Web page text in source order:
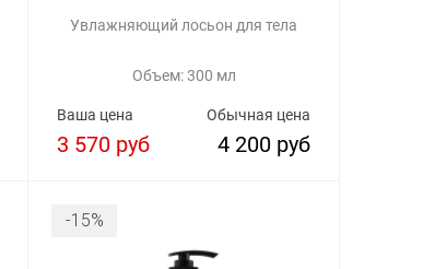
Увлажняющий лосьон для тела
Объем: 300 мл
Обычная цена
4 200 руб
Ваша цена
3 570 руб
-15%